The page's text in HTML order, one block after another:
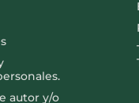
autor y/o